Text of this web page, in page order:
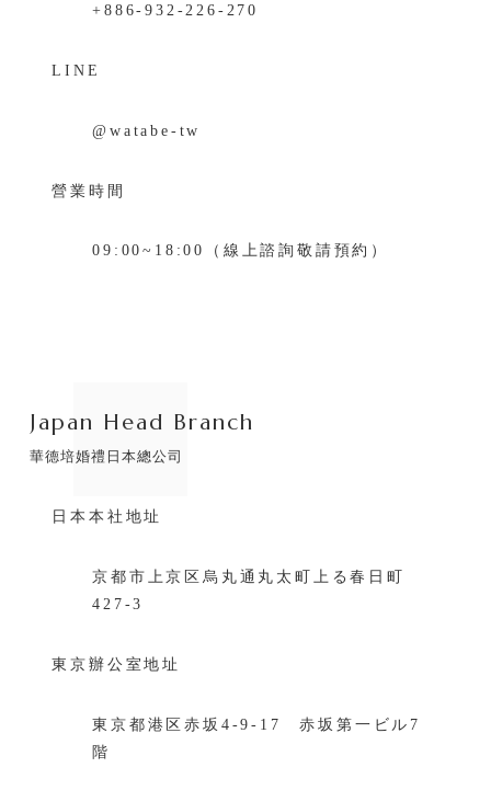
+886-932-226-270
LINE
@watabe-tw
營業時間
09:00~18:00（線上諮詢敬請預約）
Japan Head Branch
華德培婚禮日本總公司
日本本社地址
京都市上京区烏丸通丸太町上る春日町
427-3
東京辦公室地址
東京都港区赤坂4-9-17 赤坂第一ビル7
階